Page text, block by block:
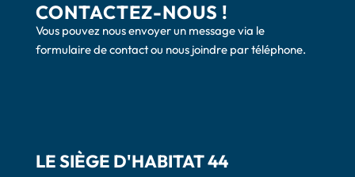
CONTACTEZ-NOUS !
Vous pouvez nous envoyer un message via le
formulaire de contact ou nous joindre par téléphone.
LE SIÈGE D'HABITAT 44